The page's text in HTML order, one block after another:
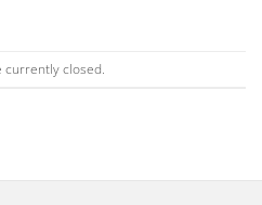
currently closed.